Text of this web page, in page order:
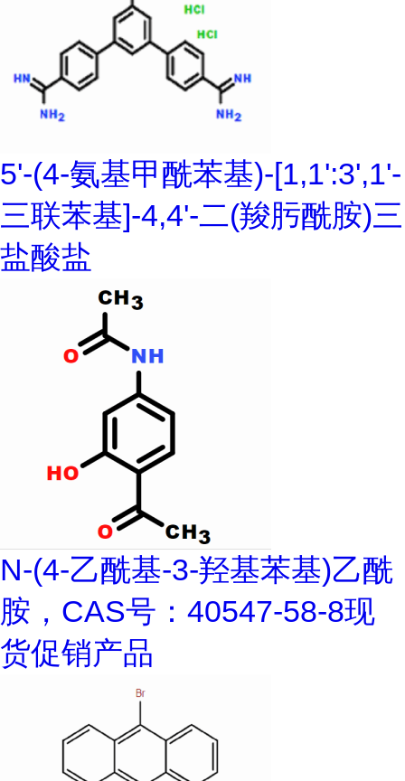
5'-(4-氨基甲酰苯基)-[1,1':3',1'-
三联苯基]-4,4'-二(羧肟酰胺)三
盐酸盐
N-(4-乙酰基-3-羟基苯基)乙酰
胺，CAS号：40547-58-8现
货促销产品